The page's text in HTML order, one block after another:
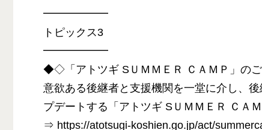
━━━━━━
トピックス3
━━━━━━
◆◇「アトツギ SＵＭＭＥＲ ＣＡＭＰ」の
意欲ある後継者と支援機関を一堂に介し、
プデートする「アトツギ SＵＭＭＥＲ ＣＡ
⇒ https://atotsugi-koshien.go.jp/act/